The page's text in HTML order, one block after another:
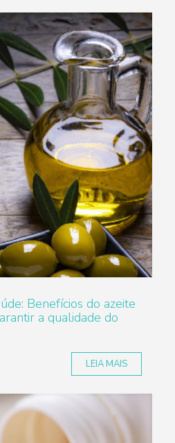
Benefícios do azeite
a qualidade do
LEIA MAIS